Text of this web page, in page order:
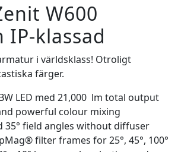
W600
IP-klassad
i världsklass! Otroligt
färger.
LED med 21,000 lm total output
powerful colour mixing
35° field angles without diffuser
filter frames for 25°, 45°, 100°